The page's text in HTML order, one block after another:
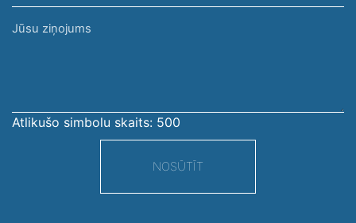
Jūsu
Atlikušo simbolu skaits: 500
NOSŪTĪT